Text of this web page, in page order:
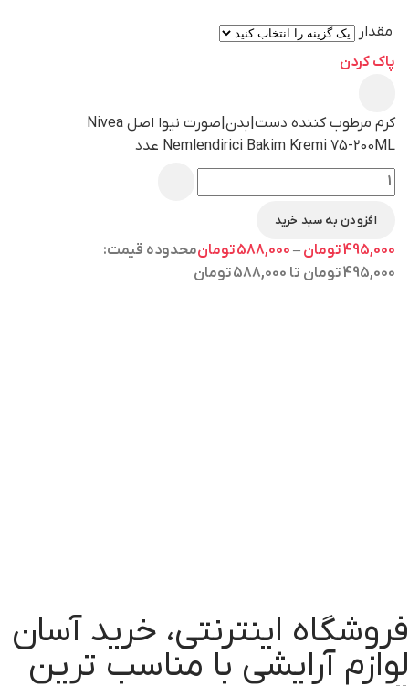
مقدار
پاک کردن
کرم مرطوب کننده دست|بدن|صورت نیوا اصل Nivea
Nemlendirici Bakim Kremi 75-200ML عدد
افزودن به سبد خرید
495,000تومان –
588,000تومانمحدوده قیمت:
495,000 تومان تا 588,000 تومان
فروشگاه اینترنتی، خرید آسان
لوازم آرایشی با مناسب ترین